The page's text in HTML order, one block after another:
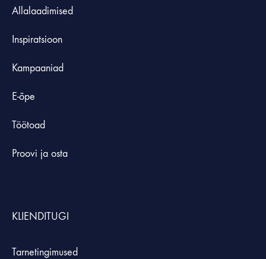
Allalaadimised
Inspiratsioon
Kampaaniad
E-õpe
Töötoad
Proovi ja osta
KLIENDITUGI
Tarnetingimused